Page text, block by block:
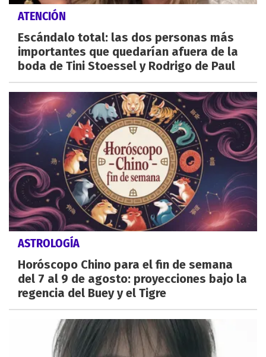
ATENCIÓN
Escándalo total: las dos personas más
importantes que quedarían afuera de la
boda de Tini Stoessel y Rodrigo de Paul
ASTROLOGÍA
Horóscopo Chino para el fin de semana
del 7 al 9 de agosto: proyecciones bajo la
regencia del Buey y el Tigre